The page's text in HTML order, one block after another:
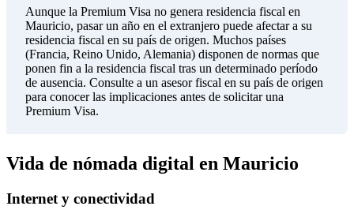
Aunque la Premium Visa no genera residencia fiscal en
Mauricio, pasar un año en el extranjero puede afectar a su
residencia fiscal en su país de origen. Muchos países
(Francia, Reino Unido, Alemania) disponen de normas que
ponen fin a la residencia fiscal tras un determinado período
de ausencia. Consulte a un asesor fiscal en su país de origen
para conocer las implicaciones antes de solicitar una
Premium Visa.
Vida de nómada digital en Mauricio
Internet y conectividad